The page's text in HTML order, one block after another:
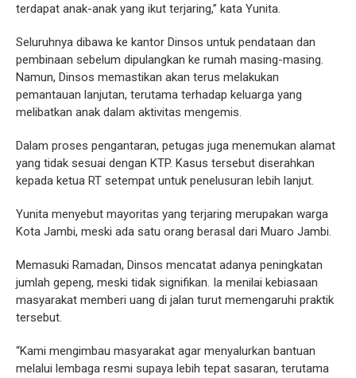
terdapat anak-anak yang ikut terjaring,” kata Yunita.
Seluruhnya dibawa ke kantor Dinsos untuk pendataan dan
pembinaan sebelum dipulangkan ke rumah masing-masing.
Namun, Dinsos memastikan akan terus melakukan
pemantauan lanjutan, terutama terhadap keluarga yang
melibatkan anak dalam aktivitas mengemis.
Dalam proses pengantaran, petugas juga menemukan alamat
yang tidak sesuai dengan KTP. Kasus tersebut diserahkan
kepada ketua RT setempat untuk penelusuran lebih lanjut.
Yunita menyebut mayoritas yang terjaring merupakan warga
Kota Jambi, meski ada satu orang berasal dari Muaro Jambi.
Memasuki Ramadan, Dinsos mencatat adanya peningkatan
jumlah gepeng, meski tidak signifikan. Ia menilai kebiasaan
masyarakat memberi uang di jalan turut memengaruhi praktik
tersebut.
“Kami mengimbau masyarakat agar menyalurkan bantuan
melalui lembaga resmi supaya lebih tepat sasaran, terutama